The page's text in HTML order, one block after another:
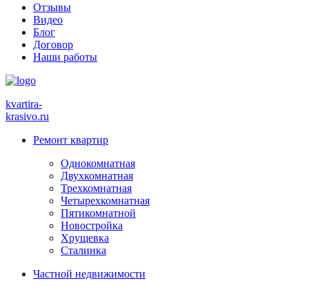
Отзывы
Видео
Блог
Договор
Наши работы
kvartira-
krasivo.ru
Ремонт квартир
Однокомнатная
Двухкомнатная
Трехкомнатная
Четырехкомнатная
Пятикомнатной
Новостройка
Хрущевка
Сталинка
Частной недвижимости